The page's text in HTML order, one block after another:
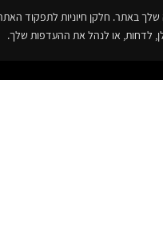
שלך באתר. חלקן חיוניות לתפקוד
לדחות, או לנהל את ההעדפות שלך.